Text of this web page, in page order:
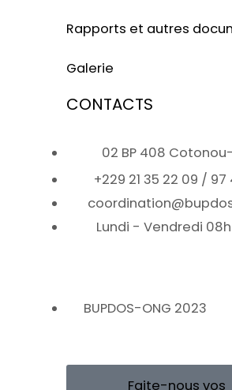
Rapports et autres
Galerie
CONTACTS
02 BP 408 Cotonou-
+229 21 35 22 09 / 97
Lundi - Vendredi
BUPDOS-ONG 2023
Faite-nous vos